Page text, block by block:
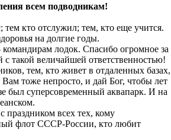
всем подводникам!
тем кто отслужил; тем, кто еще учится.
на долгие годы.
лодок. Спасибо огромное за
такой величайшей ответственностью!
тем, кто живет в отдаленных базах,
тоже непросто, и дай Бог, чтобы лет
был суперсовременный аквапарк. И на
праздником всех тех, кому
флот СССР-России, кто любит